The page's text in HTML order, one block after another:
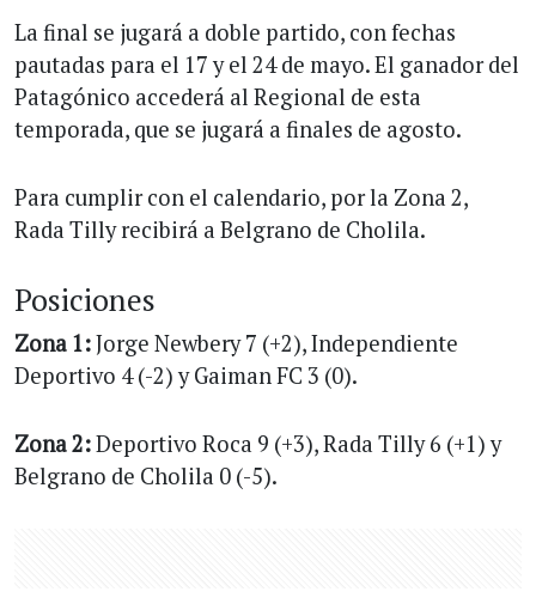
La final se jugará a doble partido, con fechas
pautadas para el 17 y el 24 de mayo. El ganador del
Patagónico accederá al Regional de esta
temporada, que se jugará a finales de agosto.
Para cumplir con el calendario, por la Zona 2,
Rada Tilly recibirá a Belgrano de Cholila.
Posiciones
Zona 1:Jorge Newbery 7 (+2), Independiente
Deportivo 4 (-2) y Gaiman FC 3 (0).
Zona 2:Deportivo Roca 9 (+3), Rada Tilly 6 (+1) y
Belgrano de Cholila 0 (-5).